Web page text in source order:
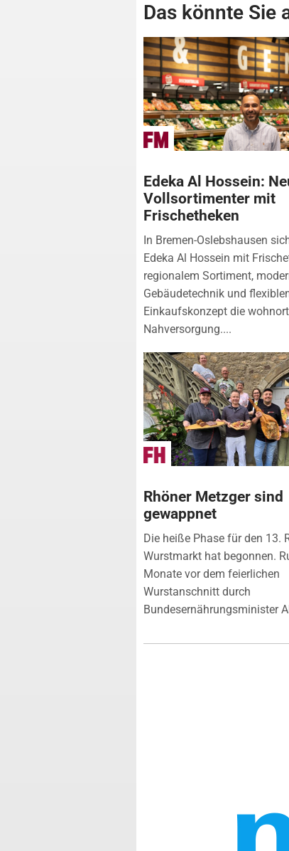
Das könnte Sie
Edeka Al Hossein:
Vollsortimenter mit
Frischetheken
In Bremen-Oslebshausen
Edeka Al Hossein mit
regionalem Sortiment,
Gebäudetechnik und
Einkaufskonzept die
Nahversorgung....
Rhöner Metzger sind
gewappnet
Die heiße Phase für den 13.
Wurstmarkt hat begonnen.
Monate vor dem feierlichen
Wurstanschnitt durch
Bundesernährungsminister